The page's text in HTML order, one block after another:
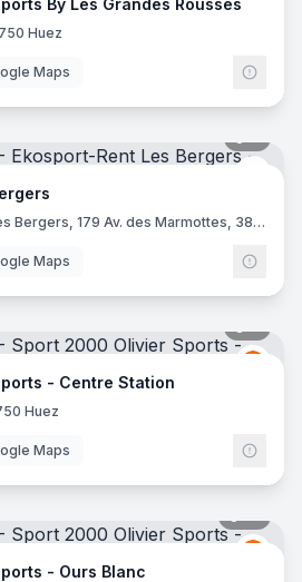
By Les Grandes Rousses
Huez
Maps
Centre commercial Les Bergers, 179 Av. des Marmottes, 38750 Huez
Maps
- Centre Station
Huez
Maps
- Ours Blanc